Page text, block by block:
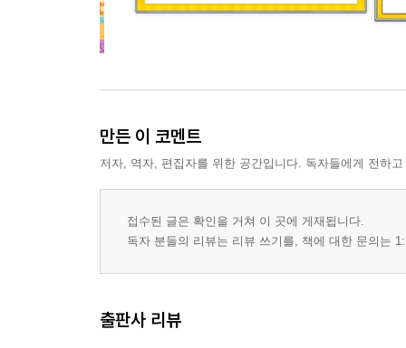
만든 이 코멘트
저자, 역자, 편집자를 위한 공간입니다. 독자들에게 전하
접수된 글은 확인을 거쳐 이 곳에 게재됩니다.
독자 분들의 리뷰는 리뷰 쓰기를, 책에 대한 문의는
출판사 리뷰